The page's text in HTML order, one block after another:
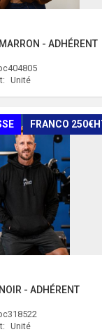
- ADHÉRENT
Unité
FRANCO
- ADHÉRENT
Unité